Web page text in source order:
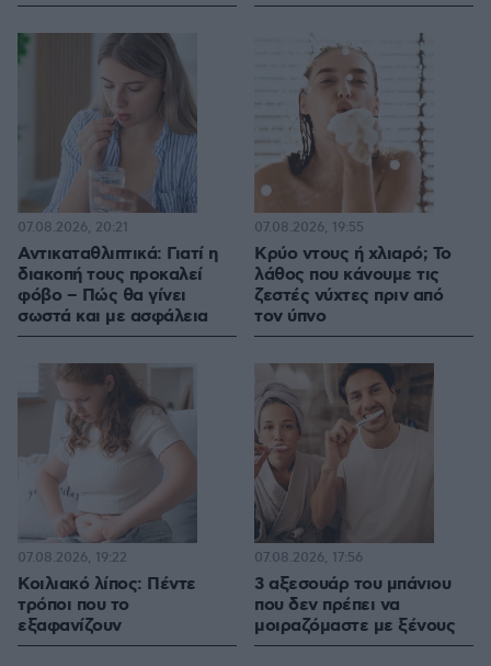
Αντικαταθλιπτικά: Γιατί η
διακοπή τους προκαλεί
φόβο – Πώς θα γίνει
σωστά και με ασφάλεια
07.08.2026, 20:21
Κρύο ντους ή χλιαρό; Το
λάθος που κάνουμε τις
ζεστές νύχτες πριν από
τον ύπνο
07.08.2026, 19:55
Κοιλιακό λίπος: Πέντε
τρόποι που το
εξαφανίζουν
07.08.2026, 19:22
3 αξεσουάρ του μπάνιου
που δεν πρέπει να
μοιραζόμαστε με ξένους
07.08.2026, 17:56